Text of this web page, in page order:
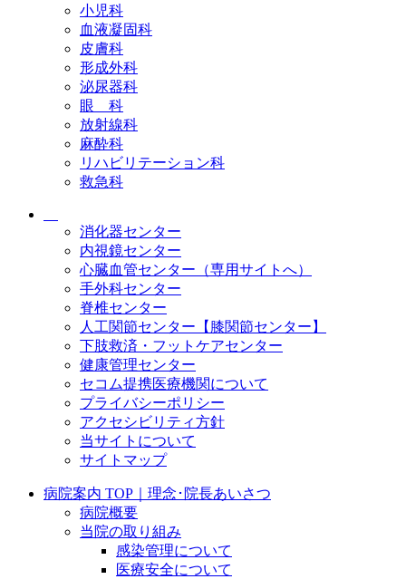
小児科
血液凝固科
皮膚科
形成外科
泌尿器科
眼 科
放射線科
麻酔科
リハビリテーション科
救急科
消化器センター
内視鏡センター
心臓血管センター（専用サイトへ）
手外科センター
脊椎センター
人工関節センター【膝関節センター】
下肢救済・フットケアセンター
健康管理センター
セコム提携医療機関について
プライバシーポリシー
アクセシビリティ方針
当サイトについて
サイトマップ
病院案内 TOP｜理念･院長あいさつ
病院概要
当院の取り組み
感染管理について
医療安全について